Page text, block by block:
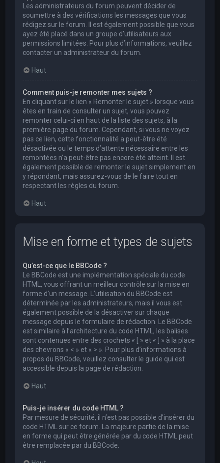
Les administrateurs du forum peuvent décider de
soumettre à des vérifications les messages que vous
rédigez sur le forum. Il est également possible que vous
ayez été placé dans un groupe d’utilisateurs aux
permissions limitées. Pour plus d’informations, veuillez
contacter un administrateur du forum.
Haut
Comment puis-je remonter mes sujets ?
En cliquant sur le lien « Remonter le sujet » lorsque vous
êtes en train de consulter un sujet, vous pouvez
remonter celui-ci en haut de la liste des sujets, à la
première page du forum. Cependant, si vous ne voyez
pas ce lien, cette fonctionnalité a peut-être été
désactivée ou le temps d’attente nécessaire entre les
remontées n’a peut-être pas encore été atteint. Il est
également possible de remonter le sujet simplement en
y répondant, mais assurez-vous de le faire tout en
respectant les règles du forum.
Haut
Mise en forme et types de sujets
Qu’est-ce que le BBCode ?
Le BBCode est une implémentation spéciale du code
HTML, vous offrant un meilleur contrôle sur la mise en
forme d’un message. L’utilisation du BBCode est
déterminée par les administrateurs, mais il vous est
également possible de la désactiver sur chaque
message depuis le formulaire de rédaction. Le BBCode
est similaire à l’architecture du code HTML, les balises
sont contenues entre des crochets « [ » et « ] » à la place
des chevrons « < » et « > ». Pour plus d’informations à
propos du BBCode, veuillez consulter le guide qui est
accessible depuis la page de rédaction.
Haut
Puis-je insérer du code HTML ?
Par mesure de sécurité, il n’est pas possible d’insérer du
code HTML sur ce forum. La majeure partie de la mise
en forme qui peut être générée par du code HTML peut
être remplacée par du BBCode.